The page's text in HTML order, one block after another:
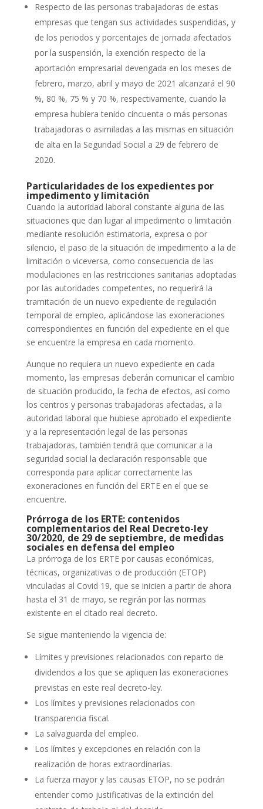
Respecto de las personas trabajadoras de estas
empresas que tengan sus actividades suspendidas, y
de los periodos y porcentajes de jornada afectados
por la suspensión, la exención respecto de la
aportación empresarial devengada en los meses de
febrero, marzo, abril y mayo de 2021 alcanzará el 90
%, 80 %, 75 % y 70 %, respectivamente, cuando la
empresa hubiera tenido cincuenta o más personas
trabajadoras o asimiladas a las mismas en situación
de alta en la Seguridad Social a 29 de febrero de
2020.
Particularidades de los expedientes por
impedimento y limitación
Cuando la autoridad laboral constante alguna de las
situaciones que dan lugar al impedimento o limitación
mediante resolución estimatoria, expresa o por
silencio, el paso de la situación de impedimento a la de
limitación o viceversa, como consecuencia de las
modulaciones en las restricciones sanitarias adoptadas
por las autoridades competentes, no requerirá la
tramitación de un nuevo expediente de regulación
temporal de empleo, aplicándose las exoneraciones
correspondientes en función del expediente en el que
se encuentre la empresa en cada momento.
Aunque no requiera un nuevo expediente en cada
momento, las empresas deberán comunicar el cambio
de situación producido, la fecha de efectos, así como
los centros y personas trabajadoras afectadas, a la
autoridad laboral que hubiese aprobado el expediente
y a la representación legal de las personas
trabajadoras, también tendrá que comunicar a la
seguridad social la declaración responsable que
corresponda para aplicar correctamente las
exoneraciones en función del ERTE en el que se
encuentre.
Prórroga de los ERTE: contenidos
complementarios del Real Decreto-ley
30/2020, de 29 de septiembre, de medidas
sociales en defensa del empleo
La prórroga de los ERTE por causas económicas,
técnicas, organizativas o de producción (ETOP)
vinculadas al Covid 19, que se inicien a partir de ahora
hasta el 31 de mayo, se regirán por las normas
existente en el citado real decreto.
Se sigue manteniendo la vigencia de:
Límites y previsiones relacionados con reparto de
dividendos a los que se apliquen las exoneraciones
previstas en este real decreto-ley.
Los límites y previsiones relacionados con
transparencia fiscal.
La salvaguarda del empleo.
Los límites y excepciones en relación con la
realización de horas extraordinarias.
La fuerza mayor y las causas ETOP, no se podrán
entender como justificativas de la extinción del